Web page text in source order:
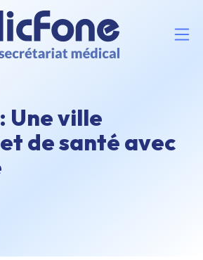
Une ville
de santé avec